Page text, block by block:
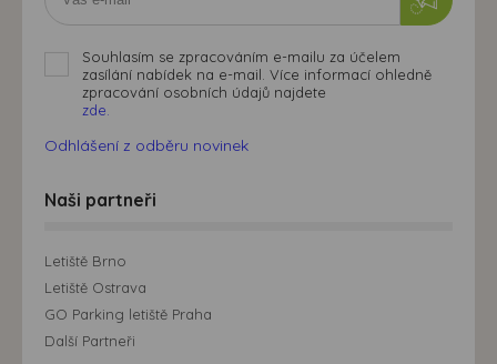
Souhlasím se zpracováním e-mailu za účelem
zasílání nabídek na e-mail. Více informací ohledně
zpracování osobních údajů najdete
zde.
Odhlášení z odběru novinek
Naši partneři
Letiště Brno
Letiště Ostrava
GO Parking letiště Praha
Další Partneři